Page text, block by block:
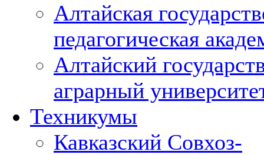
Алтайская
педагогическая
Алтайский
аграрный
Техникумы
Кавказский Совхоз-